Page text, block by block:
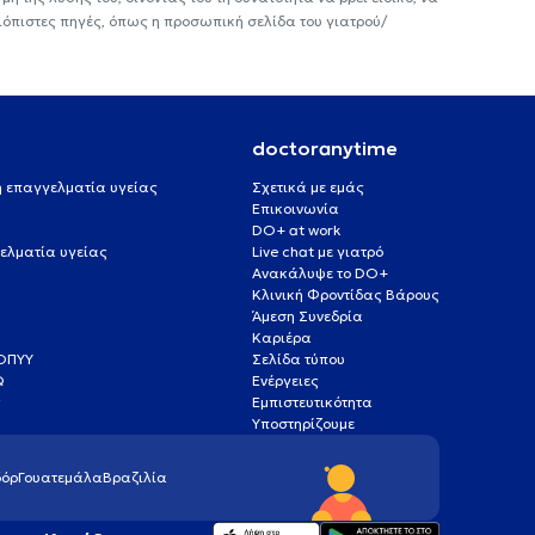
πηγές, όπως η προσωπική σελίδα του γιατρού/
επαγγελματία υγείας
υγείας
doctoranytime
Σχετικά με εμάς
Επικοινωνία
DO+ at work
Live chat με γιατρό
Ανακάλυψε το DO+
Κλινική Φροντίδας Βάρους
Άμεση Συνεδρία
Καριέρα
Σελίδα τύπου
Ενέργειες
Εμπιστευτικότητα
Υποστηρίζουμε
ΓουατεμάλαΒραζιλία